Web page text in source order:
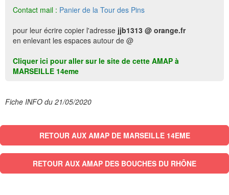
Contact mail : Panier de la Tour des Pins
pour leur écrire copier l'adresse jjb1313 @ orange.fr
en enlevant les espaces autour de @
Cliquer ici pour aller sur le site de cette AMAP à
MARSEILLE 14eme
Fiche INFO du 21/05/2020
RETOUR AUX AMAP DE MARSEILLE 14EME
RETOUR AUX AMAP DES BOUCHES DU RHÔNE